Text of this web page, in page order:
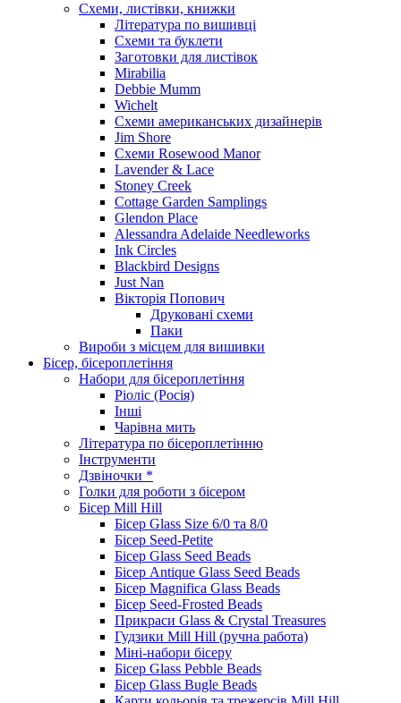
Схеми, листівки, книжки
Література по вишивці
Схеми та буклети
Заготовки для листівок
Mirabilia
Debbie Mumm
Wichelt
Схеми американських дизайнерів
Jim Shore
Cхеми Rosewood Manor
Lavender & Lace
Stoney Creek
Cottage Garden Samplings
Glendon Place
Alessandra Adelaide Needleworks
Ink Circles
Blackbird Designs
Just Nan
Вікторія Попович
Друковані схеми
Паки
Вироби з місцем для вишивки
Бісер, бісероплетіння
Набори для бісероплетіння
Ріоліс (Росія)
Інші
Чарівна мить
Література по бісероплетінню
Інструменти
Дзвіночки *
Голки для роботи з бісером
Бісер Mill Hill
Бісер Glass Size 6/0 та 8/0
Бісер Seed-Petite
Бісер Glass Seed Beads
Бісер Antique Glass Seed Beads
Бісер Magnifica Glass Beads
Бісер Seed-Frosted Beads
Прикраси Glass & Crystal Treasures
Гудзики Mill Hill (ручна работа)
Міні-набори бісеру
Бісер Glass Pebble Beads
Бісер Glass Bugle Beads